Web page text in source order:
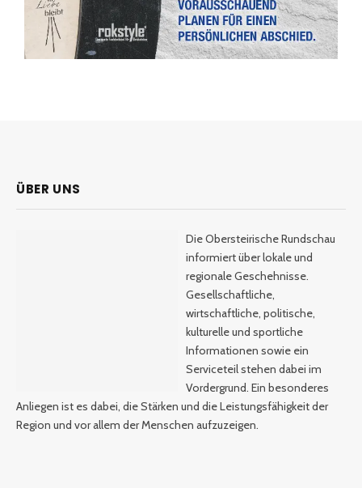
ÜBER UNS
Die Obersteirische Rundschau
informiert über lokale und
regionale Geschehnisse.
Gesellschaftliche,
wirtschaftliche, politische,
kulturelle und sportliche
Informationen sowie ein
Serviceteil stehen dabei im
Vordergrund. Ein besonderes
Anliegen ist es dabei, die Stärken und die Leistungsfähigkeit der
Region und vor allem der Menschen aufzuzeigen.